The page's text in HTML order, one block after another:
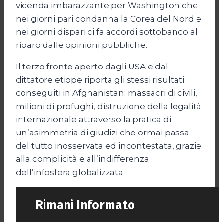
vicenda imbarazzante per Washington che
nei giorni pari condanna la Corea del Nord e
nei giorni dispari ci fa accordi sottobanco al
riparo dalle opinioni pubbliche.
Il terzo fronte aperto dagli USA e dal
dittatore etiope riporta gli stessi risultati
conseguiti in Afghanistan: massacri di civili,
milioni di profughi, distruzione della legalità
internazionale attraverso la pratica di
un’asimmetria di giudizi che ormai passa
del tutto inosservata ed incontestata, grazie
alla complicità e all’indifferenza
dell’infosfera globalizzata.
Rimani Informato